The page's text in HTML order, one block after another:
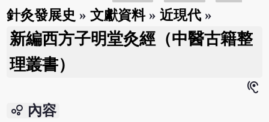
針灸發展史 »文獻資料»近現代 »
新編西方子明堂灸經（中醫古籍整
理叢書）
hearing
bubble_chart 內容